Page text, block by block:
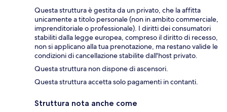
Questa struttura è gestita da un privato, che la affitta
unicamente a titolo personale (non in ambito commerciale,
imprenditoriale o professionale). I diritti dei consumatori
stabiliti dalla legge europea, compreso il diritto di recesso,
non si applicano alla tua prenotazione, ma restano valide le
condizioni di cancellazione stabilite dall'host privato.
Questa struttura non dispone di ascensori.
Questa struttura accetta solo pagamenti in contanti.
Struttura nota anche come